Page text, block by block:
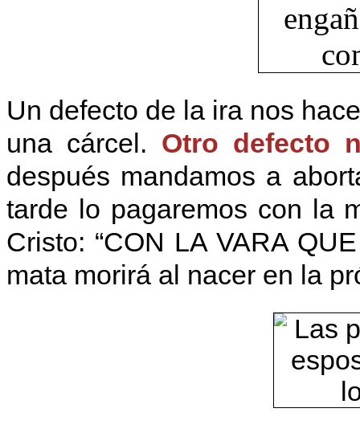
Un defecto de la ira nos
una cárcel. Otro defecto
después mandamos a
tarde lo pagaremos con la
Cristo: “CON LA VARA
mata morirá al nacer en la